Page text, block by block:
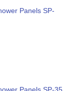
Panels SP-
Panels SP-35